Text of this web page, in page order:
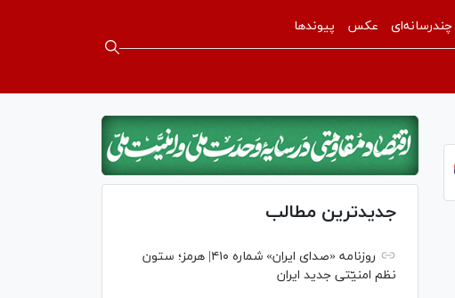
چندرسانه‌ای عکس پیوندها
جدیدترین مطالب
روزنامه «صدای ایران» شماره ۴۱۰| هرمز؛ ستون
نظم امنیّتی جدید ایران